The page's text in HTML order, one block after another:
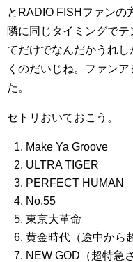
とRADIO FISHファンの
隣に同じタイミングで
てだけでなんだかうれ
くのだいじね。ファン
た。
セトリおいておこう。
Make Ya Groove
ULTRA TIGER
PERFECT HUMAN
No.55
東京大革命
黄金時代（途中から
NEW GOD（超特急